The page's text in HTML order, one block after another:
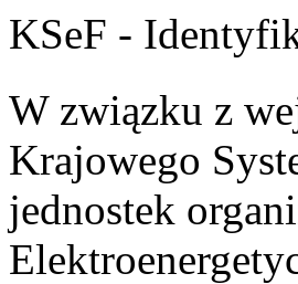
KSeF -
W związku z
Krajowego
jednostek